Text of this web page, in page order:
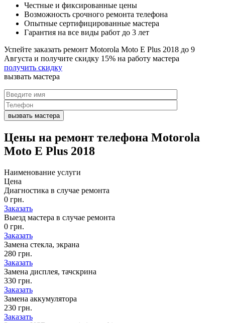
Честные и фиксированные цены
Возможность срочного ремонта телефона
Опытные сертифицированные мастера
Гарантия на все виды работ до 3 лет
Успейте заказать ремонт Motorola Moto E Plus 2018 до 9
Августа и получите скидку 15% на работу мастера
получить скидку
вызвать мастера
Цены на ремонт телефона Motorola
Moto E Plus 2018
Наименование услуги
Цена
Диагностика в случае ремонта
0 грн.
Заказать
Выезд мастера в случае ремонта
0 грн.
Заказать
Замена стекла, экрана
280 грн.
Заказать
Замена дисплея, тачскрина
330 грн.
Заказать
Замена аккумулятора
230 грн.
Заказать